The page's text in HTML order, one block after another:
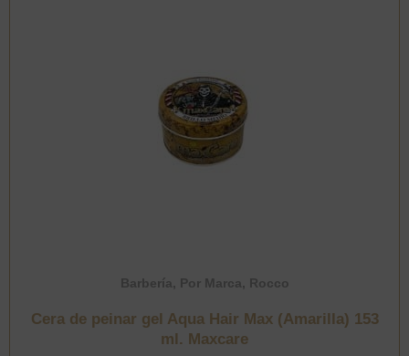
Barbería, Por Marca, Rocco
Cera de peinar gel Aqua Hair Max (Amarilla) 153
ml. Maxcare